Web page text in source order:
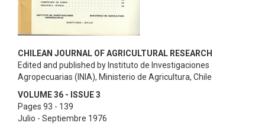
CHILEAN JOURNAL OF AGRICULTURAL RESEARCH
Edited and published by Instituto de Investigaciones
Agropecuarias (INIA), Ministerio de Agricultura, Chile
VOLUME 36 - ISSUE 3
Pages 93 - 139
Julio - Septiembre 1976